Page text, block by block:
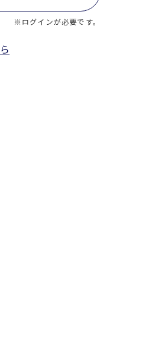
※ログインが必要です。